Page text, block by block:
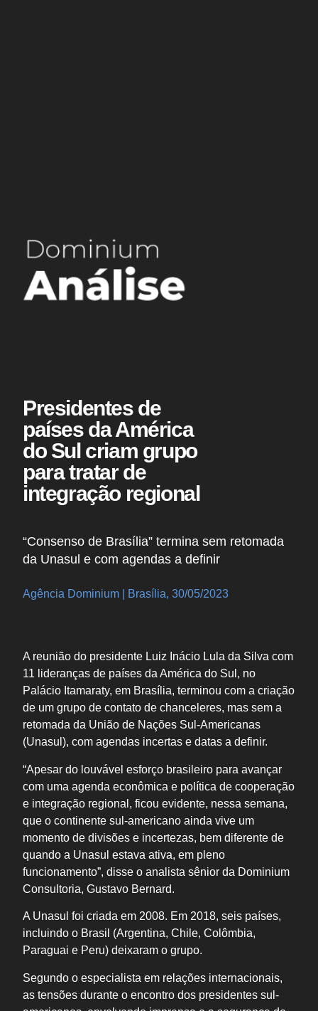
Presidentes de
países da América
do Sul criam grupo
para tratar de
integração regional
“Consenso de Brasília” termina sem retomada
da Unasul e com agendas a definir
Agência Dominium | Brasília, 30/05/2023
A reunião do presidente Luiz Inácio Lula da Silva com
11 lideranças de países da América do Sul, no
Palácio Itamaraty, em Brasília, terminou com a criação
de um grupo de contato de chanceleres, mas sem a
retomada da União de Nações Sul-Americanas
(Unasul), com agendas incertas e datas a definir.
“Apesar do louvável esforço brasileiro para avançar
com uma agenda econômica e política de cooperação
e integração regional, ficou evidente, nessa semana,
que o continente sul-americano ainda vive um
momento de divisões e incertezas, bem diferente de
quando a Unasul estava ativa, em pleno
funcionamento”, disse o analista sênior da Dominium
Consultoria, Gustavo Bernard.
A Unasul foi criada em 2008. Em 2018, seis países,
incluindo o Brasil (Argentina, Chile, Colômbia,
Paraguai e Peru) deixaram o grupo.
Segundo o especialista em relações internacionais,
as tensões durante o encontro dos presidentes sul-